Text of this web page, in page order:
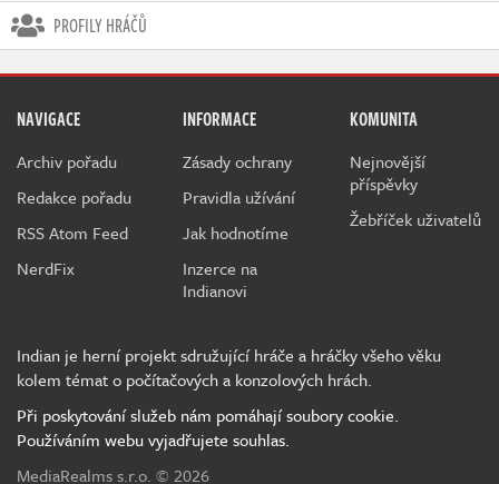
PROFILY HRÁČŮ
NAVIGACE
Archiv pořadu
Redakce pořadu
RSS Atom Feed
NerdFix
INFORMACE
Zásady ochrany
Pravidla užívání
Jak hodnotíme
Inzerce na
Indianovi
KOMUNITA
Nejnovější
příspěvky
Žebříček uživatelů
Indian je herní projekt sdružující hráče a hráčky všeho věku
kolem témat o počítačových a konzolových hrách.
Při poskytování služeb nám pomáhají soubory cookie.
Používáním webu vyjadřujete souhlas.
MediaRealms s.r.o. © 2026